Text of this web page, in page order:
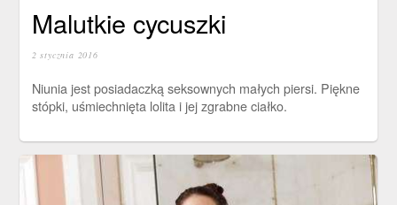
Malutkie cycuszki
2 stycznia 2016
Niunia jest posiadaczką seksownych małych piersi. Piękne
stópki, uśmiechnięta lolita i jej zgrabne ciałko.